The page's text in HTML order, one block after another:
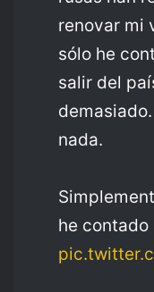
renovar mi
sólo he
salir del
nada.
he